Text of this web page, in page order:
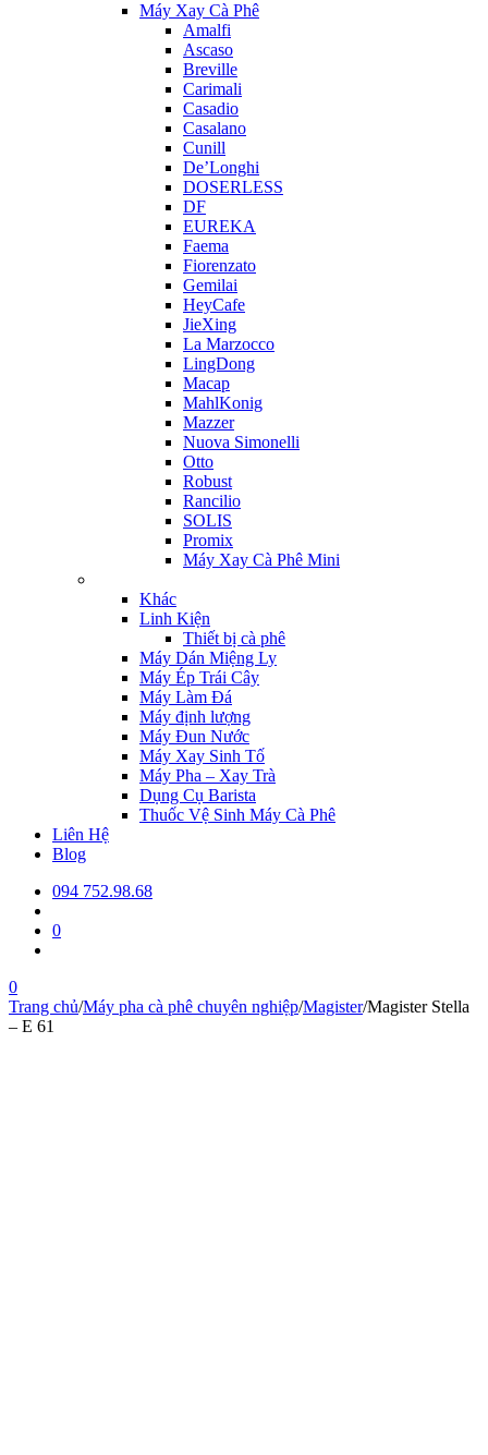
Máy Xay Cà Phê
Amalfi
Ascaso
Breville
Carimali
Casadio
Casalano
Cunill
De’Longhi
DOSERLESS
DF
EUREKA
Faema
Fiorenzato
Gemilai
HeyCafe
JieXing
La Marzocco
LingDong
Macap
MahlKonig
Mazzer
Nuova Simonelli
Otto
Robust
Rancilio
SOLIS
Promix
Máy Xay Cà Phê Mini
Khác
Linh Kiện
Thiết bị cà phê
Máy Dán Miệng Ly
Máy Ép Trái Cây
Máy Làm Đá
Máy định lượng
Máy Đun Nước
Máy Xay Sinh Tố
Máy Pha – Xay Trà
Dụng Cụ Barista
Thuốc Vệ Sinh Máy Cà Phê
Liên Hệ
Blog
094 752.98.68
0
0
Trang chủ/Máy pha cà phê chuyên nghiệp/Magister/Magister Stella
– E 61